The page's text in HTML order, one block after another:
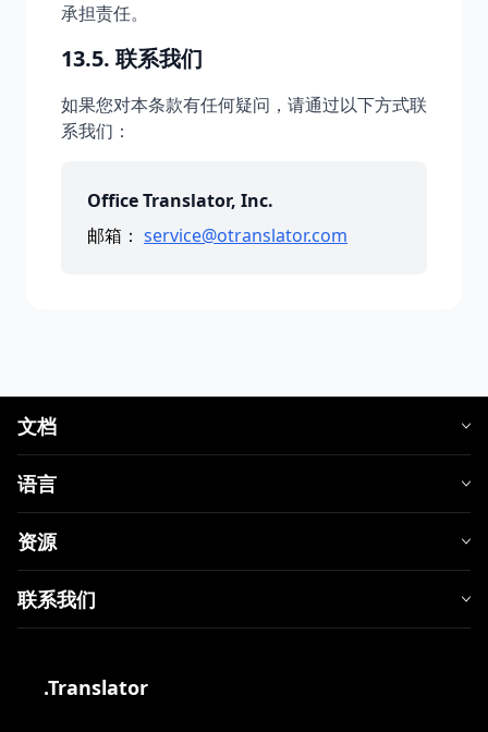
承担责任。
13.5. 联系我们
如果您对本条款有任何疑问，请通过以下方式联
系我们：
Office Translator, Inc.
邮箱： service@otranslator.com
文档
语言
资源
联系我们
.Translator